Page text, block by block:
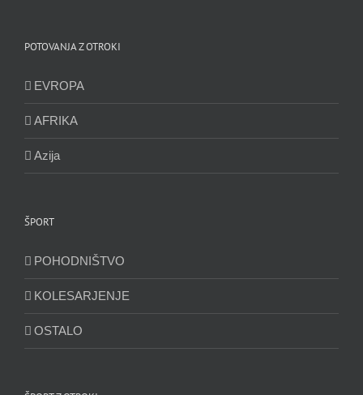
POTOVANJA Z OTROKI
EVROPA
AFRIKA
Azija
ŠPORT
POHODNIŠTVO
KOLESARJENJE
OSTALO